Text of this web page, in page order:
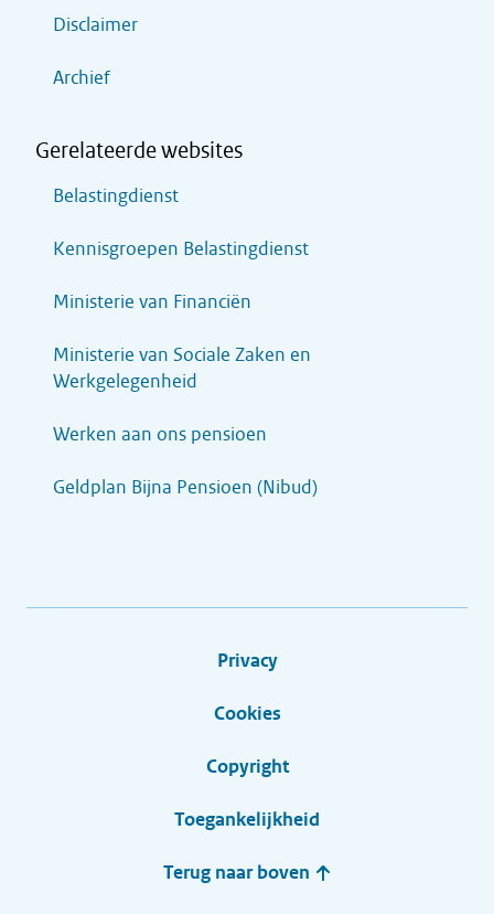
Disclaimer
Archief
Gerelateerde websites
Belastingdienst
Kennisgroepen Belastingdienst
Ministerie van Financiën
Ministerie van Sociale Zaken en
Werkgelegenheid
Werken aan ons pensioen
Geldplan Bijna Pensioen (Nibud)
Privacy
Cookies
Copyright
Toegankelijkheid
Terug naar boven